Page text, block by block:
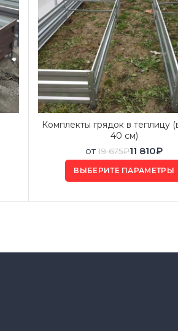
Комплекты грядок в теплицу
40 см)
от 19 675₽11 810₽
ВЫБЕРИТЕ ПАРАМЕТРЫ